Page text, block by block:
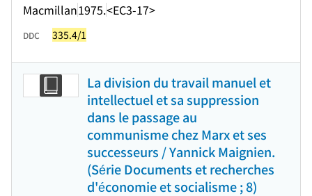
Macmillan1975.<EC3-17>
DDC 335.4/1
La division du travail manuel et
intellectuel et sa suppression
dans le passage au
communisme chez Marx et ses
successeurs / Yannick Maignien.
(Série Documents et recherches
d'économie et socialisme ; 8)